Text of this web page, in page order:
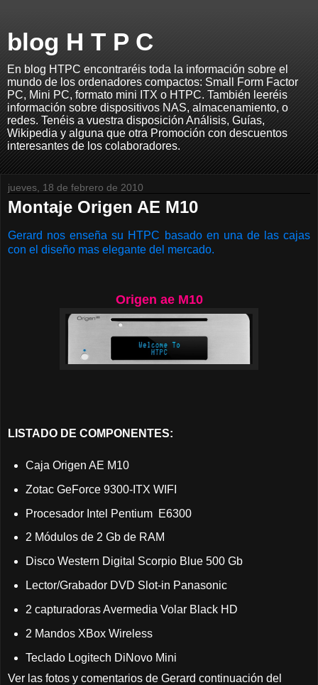
blog H T P C
En blog HTPC encontraréis toda la información sobre el
mundo de los ordenadores compactos: Small Form Factor
PC, Mini PC, formato mini ITX o HTPC. También leeréis
información sobre dispositivos NAS, almacenamiento, o
redes. Tenéis a vuestra disposición Análisis, Guías,
Wikipedia y alguna que otra Promoción con descuentos
interesantes de los colaboradores.
jueves, 18 de febrero de 2010
Montaje Origen AE M10
Gerard nos enseña su HTPC basado en una de las cajas
con el diseño mas elegante del mercado.
Origen ae M10
LISTADO DE COMPONENTES:
Caja Origen AE M10
Zotac GeForce 9300-ITX WIFI
Procesador Intel Pentium E6300
2 Módulos de 2 Gb de RAM
Disco Western Digital Scorpio Blue 500 Gb
Lector/Grabador DVD Slot-in Panasonic
2 capturadoras Avermedia Volar Black HD
2 Mandos XBox Wireless
Teclado Logitech DiNovo Mini
Ver las fotos y comentarios de Gerard continuación del